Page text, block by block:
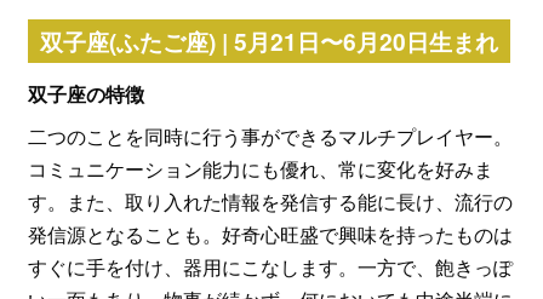
双子座(ふたご座) | 5月21日〜6月20日生まれ
双子座の特徴
二つのことを同時に行う事ができるマルチプレイヤー。
コミュニケーション能力にも優れ、常に変化を好みま
す。また、取り入れた情報を発信する能に長け、流行の
発信源となることも。好奇心旺盛で興味を持ったものは
すぐに手を付け、器用にこなします。一方で、飽きっぽ